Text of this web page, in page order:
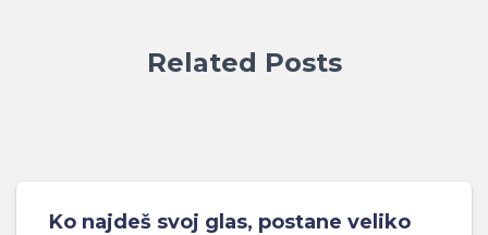
Related Posts
Ko najdeš svoj glas, postane veliko